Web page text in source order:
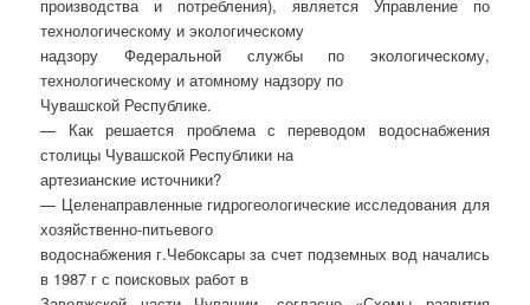
производства и потребления), является Управление по
технологическому и экологическому
надзору Федеральной службы по экологическому,
технологическому и атомному надзору по
Чувашской Республике.
— Как решается проблема с переводом водоснабжения
столицы Чувашской Республики на
артезианские источники?
— Целенаправленные гидрогеологические исследования для
хозяйственно-питьевого
водоснабжения г.Чебоксары за счет подземных вод начались
в 1987 г с поисковых работ в